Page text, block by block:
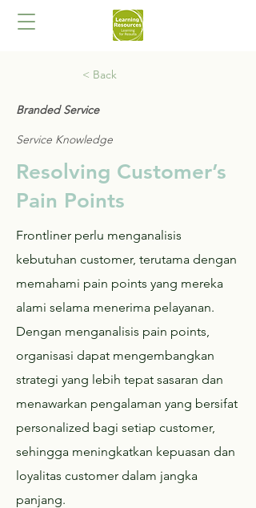
< Back
Branded Service
Service Knowledge
Resolving Customer’s
Pain Points
Frontliner perlu menganalisis
kebutuhan customer, terutama dengan
memahami pain points yang mereka
alami selama menerima pelayanan.
Dengan menganalisis pain points,
organisasi dapat mengembangkan
strategi yang lebih tepat sasaran dan
menawarkan pengalaman yang bersifat
personalized bagi setiap customer,
sehingga meningkatkan kepuasan dan
loyalitas customer dalam jangka
panjang.